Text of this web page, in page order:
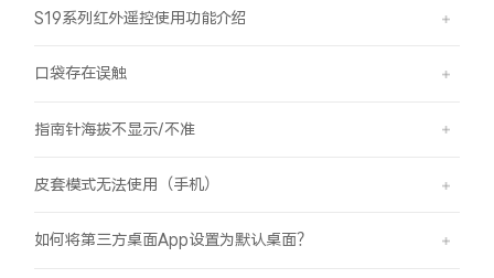
S19系列红外遥控使用功能介绍
口袋存在误触
指南针海拔不显示/不准
皮套模式无法使用（手机）
如何将第三方桌面App设置为默认桌面？